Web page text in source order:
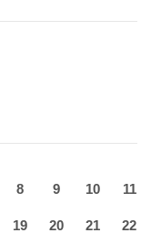
8 9 10 11
19 20 21 22